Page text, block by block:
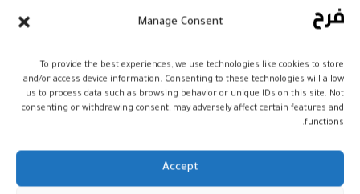
Manage Consent
To provide the best experiences, we use technologies like cookies to store
and/or access device information. Consenting to these technologies will allow
us to process data such as browsing behavior or unique IDs on this site. Not
consenting or withdrawing consent, may adversely affect certain features and
functions.
Accept
عشر شهرا في كتاب الله يوم خلق السماوات
والأرض منها أربعة حرم، ذلك الدين القيم فلا
ولذلك فلا يجوز القتل ولا القتال ، ومع ذلك
سجل التاريخ أن أوذي أل البيت وقتلوا في شهر
الكريم والآن يقتل الناس باسم دين الإسلام من
قبل إرهابيي داعش وغيرهم من الفرق